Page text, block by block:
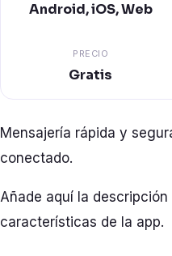
Android, iOS, Web
PRECIO
Gratis
Mensajería rápida y
conectado.
Añade aquí la
características de la app.